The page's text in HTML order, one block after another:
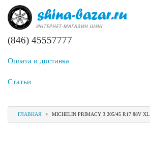
(846) 45557777
Оплата и доставка
Статьи
ГЛАВНАЯ > MICHELIN PRIMACY 3 205/45 R17 88V XL